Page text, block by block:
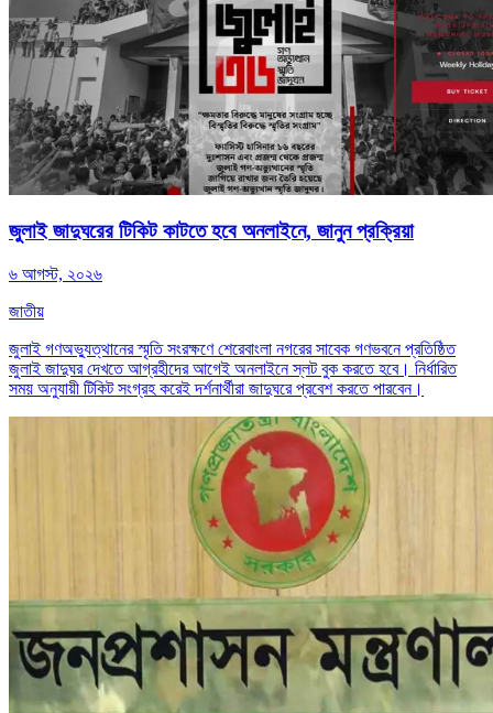
জুলাই জাদুঘরের টিকিট কাটতে হবে অনলাইনে, জানুন প্রক্রিয়া
৬ আগস্ট, ২০২৬
জাতীয়
জুলাই গণঅভ্যুত্থানের স্মৃতি সংরক্ষণে শেরেবাংলা নগরের সাবেক গণভবনে প্রতিষ্ঠিত
জুলাই জাদুঘর দেখতে আগ্রহীদের আগেই অনলাইনে স্লট বুক করতে হবে। নির্ধারিত
সময় অনুযায়ী টিকিট সংগ্রহ করেই দর্শনার্থীরা জাদুঘরে প্রবেশ করতে পারবেন।